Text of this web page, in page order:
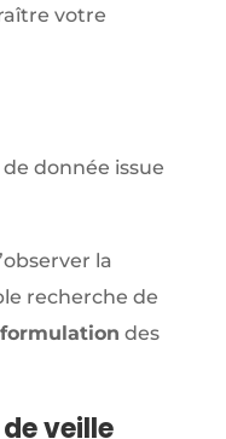
votre
donnée issue
la
recherche de
formulation des
veille